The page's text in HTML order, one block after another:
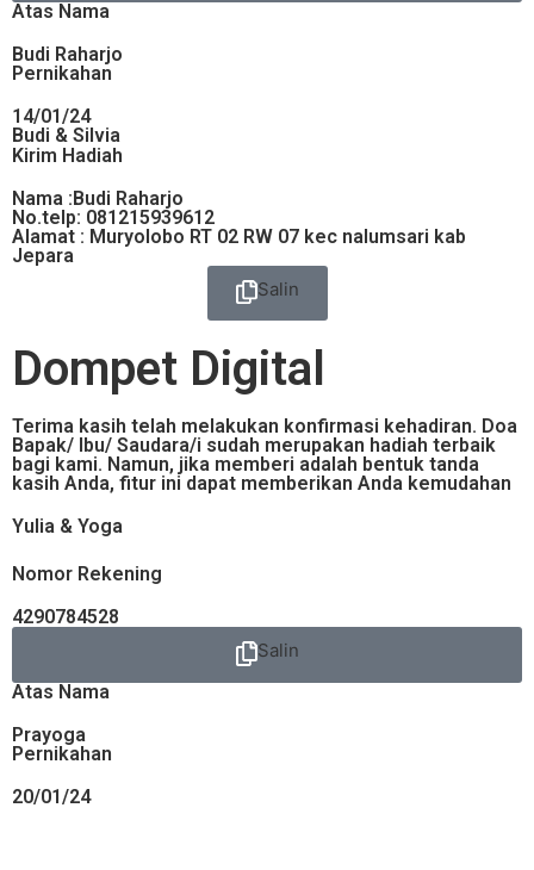
Atas Nama
Budi Raharjo
Pernikahan
14/01/24
Budi & Silvia
Kirim Hadiah
Nama :Budi Raharjo
No.telp: 081215939612
Alamat : Muryolobo RT 02 RW 07 kec nalumsari kab
Jepara
Salin
Dompet Digital
Terima kasih telah melakukan konfirmasi kehadiran. Doa
Bapak/ Ibu/ Saudara/i sudah merupakan hadiah terbaik
bagi kami. Namun, jika memberi adalah bentuk tanda
kasih Anda, fitur ini dapat memberikan Anda kemudahan
Yulia & Yoga
Nomor Rekening
4290784528
Salin
Atas Nama
Prayoga
Pernikahan
20/01/24